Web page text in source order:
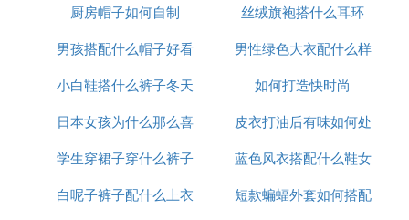
么裤子
厨房帽子如何自制
丝绒旗袍搭什么耳环
男孩搭配什么帽子好看
图片大全集
男性绿色大衣配什么样
的裤子
小白鞋搭什么裤子冬天
如何打造快时尚
日本女孩为什么那么喜
欢穿裙子
皮衣打油后有味如何处
理
学生穿裙子穿什么裤子
好看
蓝色风衣搭配什么鞋女
白呢子裤子配什么上衣
短款蝙蝠外套如何搭配